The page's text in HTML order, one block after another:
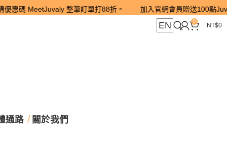
整筆訂單打88折。 加入官網會員贈送100點Juva
EN 0
NT$0
通路 關於我們